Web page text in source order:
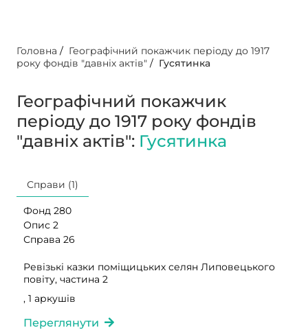
Головна / Географічний покажчик періоду до 1917
року фондів "давніх актів" / Гусятинка
Географічний покажчик
періоду до 1917 року фондів
"давніх актів": Гусятинка
Справи (1)
Фонд 280
Опис 2
Справа 26
Ревізькі казки поміщицьких селян Липовецького
повіту, частина 2
, 1 аркушів
Переглянути